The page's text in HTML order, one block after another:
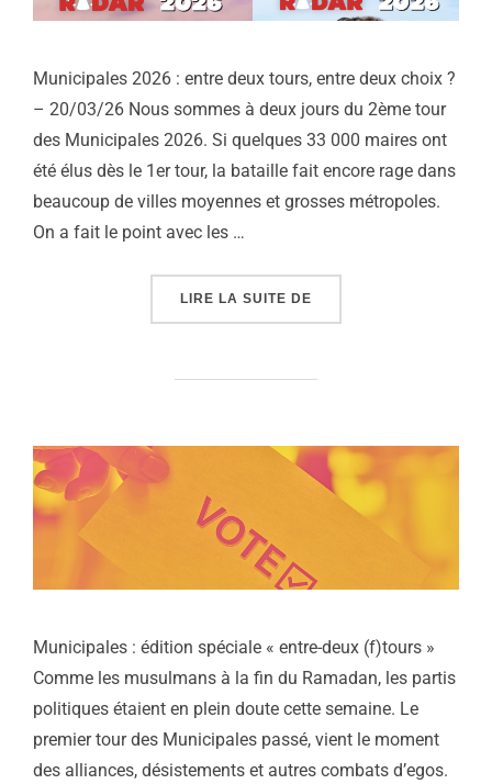
Municipales 2026 : entre deux tours, entre deux choix ?
– 20/03/26 Nous sommes à deux jours du 2ème tour
des Municipales 2026. Si quelques 33 000 maires ont
été élus dès le 1er tour, la bataille fait encore rage dans
beaucoup de villes moyennes et grosses métropoles.
On a fait le point avec les …
LIRE LA SUITE DE
Municipales : édition spéciale « entre-deux (f)tours »
Comme les musulmans à la fin du Ramadan, les partis
politiques étaient en plein doute cette semaine. Le
premier tour des Municipales passé, vient le moment
des alliances, désistements et autres combats d’egos.